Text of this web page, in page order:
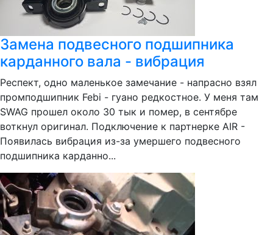
Замена подвесного подшипника
карданного вала - вибрация
Респект, одно маленькое замечание - напрасно взял
промподшипник Febi - гуано редкостное. У меня там
SWAG прошел около 30 тык и помер, в сентябре
воткнул оригинал. Подключение к партнерке AIR -
Появилась вибрация из-за умершего подвесного
подшипника карданно...